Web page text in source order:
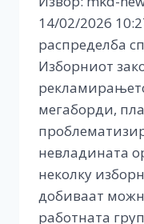
14/02/2026
распределба
Изборниот
мегаборди,
невладината
неколку
добиваат
работната